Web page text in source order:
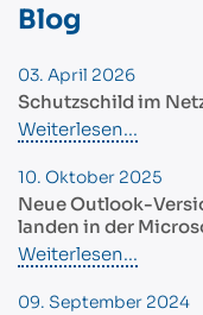
Blog
03. April 2026
Schutzschild im
Weiterlesen...
10. Oktober 2025
Neue Outlook-
landen in der
Weiterlesen...
09. September 2024